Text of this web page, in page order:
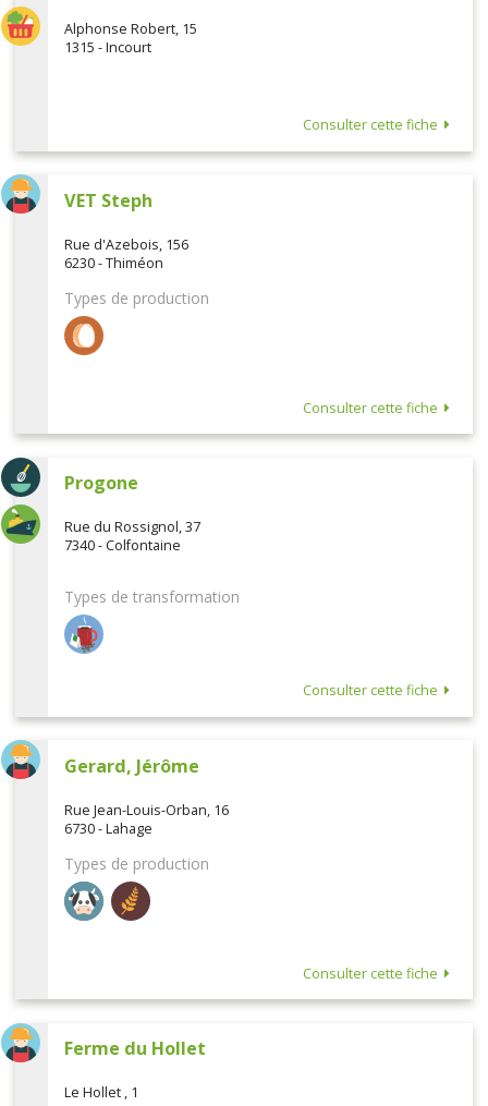
Alphonse Robert, 15
1315 - Incourt
Consulter cette fiche
VET Steph
Rue d'Azebois, 156
6230 - Thiméon
Types de production
Consulter cette fiche
Progone
Rue du Rossignol, 37
7340 - Colfontaine
Types de transformation
Consulter cette fiche
Gerard, Jérôme
Rue Jean-Louis-Orban, 16
6730 - Lahage
Types de production
Consulter cette fiche
Ferme du Hollet
Le Hollet , 1